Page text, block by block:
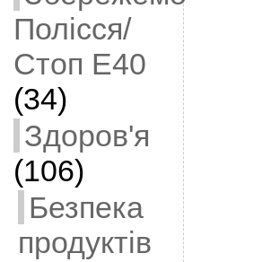
Полісся/
Стоп Е40
(34)
Здоров'я
(106)
Безпека
продуктів